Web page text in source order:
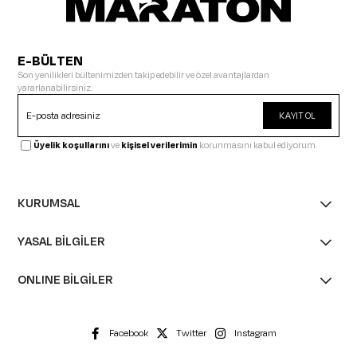
E-BÜLTEN
Son yenilikleri bültenimizden takip edebilir ve özel avantajlardan
yararlanabilirsiniz.
KAYIT OL
Üyelik koşullarınıvekişisel verilerimin korunmasını kabul ediyorum.
KURUMSAL
YASAL BİLGİLER
ONLINE BİLGİLER
Facebook Twitter Instagram